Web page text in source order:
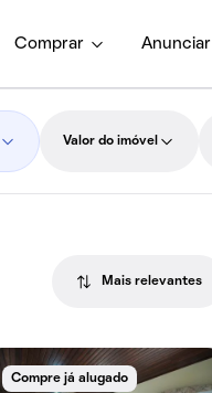
Comprar Anunciar
Valor do imóvel
Mais relevantes
Compre já alugado